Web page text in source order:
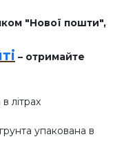
"Нової пошти",
– отримайте
літрах
упакована в